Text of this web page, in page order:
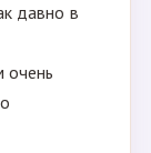
давно в
очень